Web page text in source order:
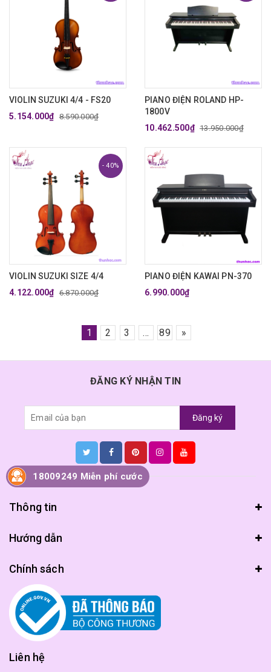
VIOLIN SUZUKI 4/4 - FS20
5.154.000₫ 8.590.000₫
PIANO ĐIỆN ROLAND HP-
1800V
10.462.500₫ 13.950.000₫
- 40%
VIOLIN SUZUKI SIZE 4/4
4.122.000₫ 6.870.000₫
PIANO ĐIỆN KAWAI PN-370
6.990.000₫
1 2 3 ... 89 »
ĐĂNG KÝ NHẬN TIN
Đăng ký
Thông tin
Hướng dẫn
Chính sách
Liên hệ
18009249 Miễn phí cước